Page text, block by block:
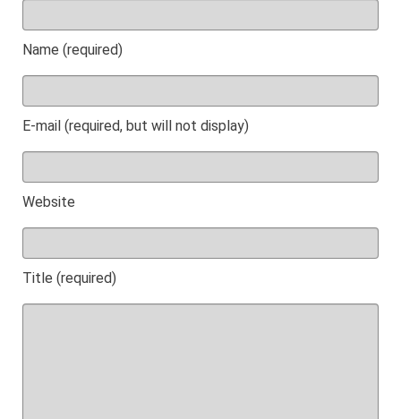
Name (required)
E-mail (required, but will not display)
Website
Title (required)